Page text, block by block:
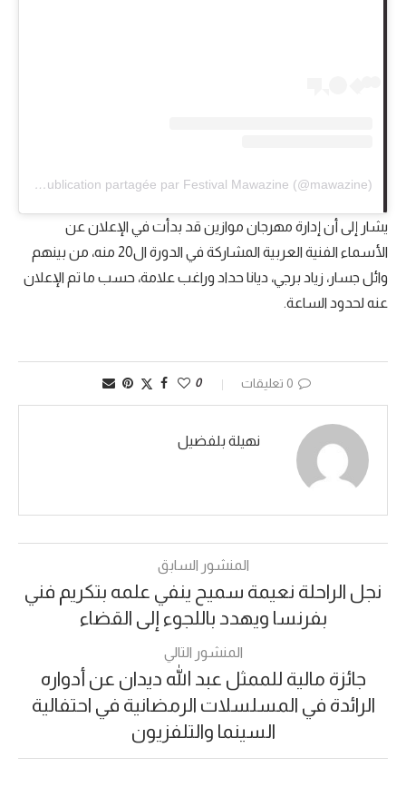
Une publication partagée par Festival Mawazine (@mawazine)
يشار إلى أن إدارة مهرجان موازين قد بدأت في الإعلان عن
الأسماء الفنية العربية المشاركة في الدورة ال20 منه، من بينهم
وائل جسار، زياد برجي، ديانا حداد وراغب علامة، حسب ما تم الإعلان
عنه لحدود الساعة.
0 تعليقات 0
نهيلة بلفضيل
المنشور السابق
نجل الراحلة نعيمة سميح ينفي علمه بتكريم فني
بفرنسا ويهدد باللجوء إلى القضاء
المنشور التالي
جائزة مالية للممثل عبد الله ديدان عن أدواره
الرائدة في المسلسلات الرمضانية في احتفالية
السينما والتلفزيون